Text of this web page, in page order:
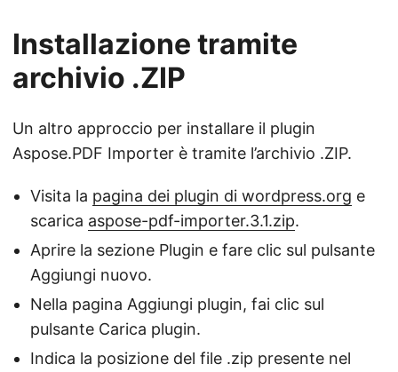
Installazione tramite
archivio .ZIP
Un altro approccio per installare il plugin
Aspose.PDF Importer è tramite l’archivio .ZIP.
Visita la pagina dei plugin di wordpress.org e
scarica aspose-pdf-importer.3.1.zip.
Aprire la sezione Plugin e fare clic sul pulsante
Aggiungi nuovo.
Nella pagina Aggiungi plugin, fai clic sul
pulsante Carica plugin.
Indica la posizione del file .zip presente nel